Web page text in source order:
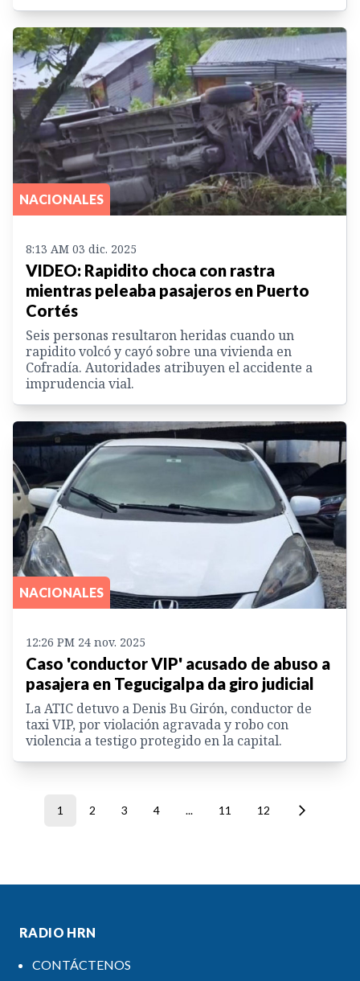
NACIONALES
8:13 AM 03 dic. 2025
VIDEO: Rapidito choca con rastra
mientras peleaba pasajeros en Puerto
Cortés
Seis personas resultaron heridas cuando un
rapidito volcó y cayó sobre una vivienda en
Cofradía. Autoridades atribuyen el accidente a
imprudencia vial.
NACIONALES
12:26 PM 24 nov. 2025
Caso 'conductor VIP' acusado de abuso a
pasajera en Tegucigalpa da giro judicial
La ATIC detuvo a Denis Bu Girón, conductor de
taxi VIP, por violación agravada y robo con
violencia a testigo protegido en la capital.
1 2 3 4 ... 11 12
RADIO HRN
CONTÁCTENOS